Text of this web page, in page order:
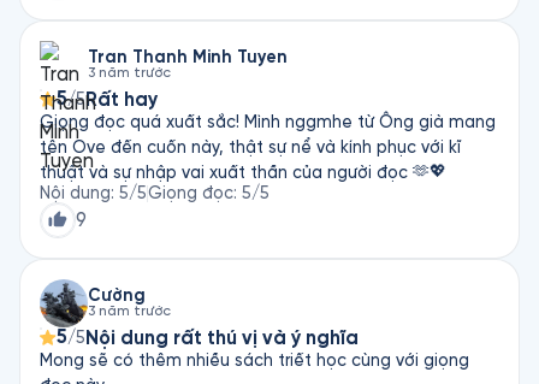
đến đâu, mà để được là chính mình.” – Osho Một cuốn
sách khiến ta muốn ngẩng đầu nhìn bầu trời, hít sâu một
hơi, và mỉm cười – vì nhận ra rằng tự do chưa bao giờ ở
đâu xa, nó vẫn luôn ở trong tim mình.
Tran Thanh Minh Tuyen
3 năm trước
5/5Rất hay
Giọng đọc quá xuất sắc! Mình nggmhe từ Ông già mang
tên Ove đến cuốn này, thật sự nể và kính phục với kĩ
thuật và sự nhập vai xuất thần của người đọc 🫶💖
Nội dung: 5/5Giọng đọc: 5/5
9
Cường
3 năm trước
5/5 Nội dung rất thú vị và ý nghĩa
Mong sẽ có thêm nhiều sách triết học cùng với giọng